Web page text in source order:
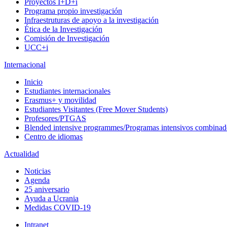
Proyectos I+D+i
Programa propio investigación
Infraestruturas de apoyo a la investigación
Ética de la Investigación
Comisión de Investigación
UCC+i
Internacional
Inicio
Estudiantes internacionales
Erasmus+ y movilidad
Estudiantes Visitantes (Free Mover Students)
Profesores/PTGAS
Blended intensive programmes/Programas intensivos
Centro de idiomas
Actualidad
Noticias
Agenda
25 aniversario
Ayuda a Ucrania
Medidas COVID-19
Intranet